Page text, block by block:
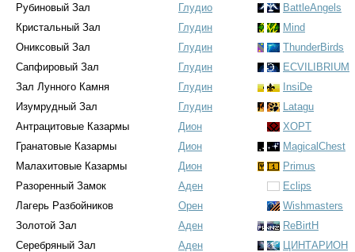
Рубиновый Зал
Глудио
BattleAngels
Кристальный Зал
Глудин
Mind
Ониксовый Зал
Глудин
ThunderBirds
Сапфировый Зал
Глудин
ECVILIBRIUM
Зал Лунного Камня
Глудин
InsiDe
Изумрудный Зал
Глудин
Latagu
Антрацитовые Казармы
Дион
XOPT
Гранатовые Казармы
Дион
MagicalChest
Малахитовые Казармы
Дион
Primus
Разоренный Замок
Аден
Eclips
Лагерь Разбойников
Орен
Wishmasters
Золотой Зал
Аден
ReBirtH
Серебряный Зал
Аден
ЦИНТАРИОН